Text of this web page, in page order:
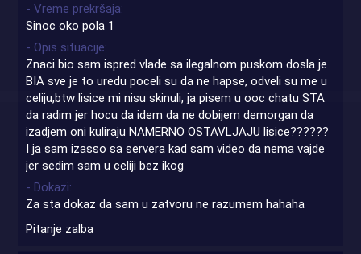
- Vreme prekršaja
Sinoc oko pola 1
- Opis situacije
Znaci bio sam ispred vlade sa ilegalnom puskom dosla je
BIA sve je to uredu poceli su da ne hapse, odveli su me u
celiju,btw lisice mi nisu skinuli, ja pisem u ooc chatu STA
da radim jer hocu da idem da ne dobijem demorgan da
izadjem oni kuliraju NAMERNO OSTAVLJAJU lisice??????
I ja sam izasso sa servera kad sam video da nema vajde
jer sedim sam u celiji bez ikog
- Dokazi
Za sta dokaz da sam u zatvoru ne razumem hahaha
Pitanje zalba